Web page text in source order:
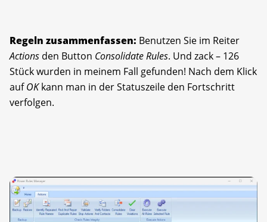
Regeln zusammenfassen: Benutzen Sie im Reiter
Actions den Button Consolidate Rules. Und zack – 126
Stück wurden in meinem Fall gefunden! Nach dem Klick
aufOKkann man in der Statuszeile den Fortschritt
verfolgen.